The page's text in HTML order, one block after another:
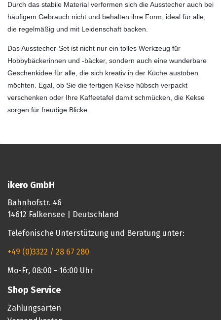
Durch das stabile Material verformen sich die Ausstecher auch bei
häufigem Gebrauch nicht und behalten ihre Form, ideal für alle,
die regelmäßig und mit Leidenschaft backen.
Das Ausstecher-Set ist nicht nur ein tolles Werkzeug für
Hobbybäckerinnen und -bäcker, sondern auch eine wunderbare
Geschenkidee für alle, die sich kreativ in der Küche austoben
möchten. Egal, ob Sie die fertigen Kekse hübsch verpackt
verschenken oder Ihre Kaffeetafel damit schmücken, die Kekse
sorgen für freudige Blicke.
ikero GmbH
Bahnhofstr. 46
14612 Falkensee | Deutschland
Telefonische Unterstützung und Beratung unter:
+49 (0)3322 / 28 67 280
Mo-Fr, 08:00 - 16:00 Uhr
Shop Service
Zahlungsarten